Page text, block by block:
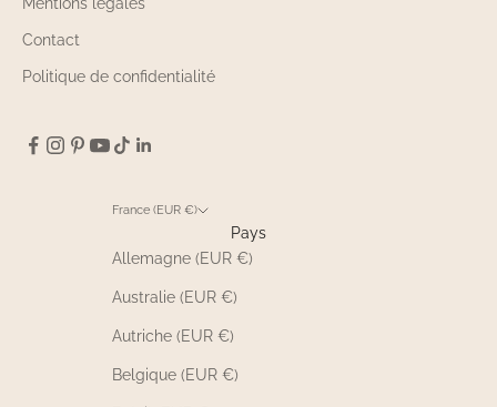
Contact
Politique de confidentialité
France (EUR €)
Pays
Allemagne (EUR €)
Australie (EUR €)
Autriche (EUR €)
Belgique (EUR €)